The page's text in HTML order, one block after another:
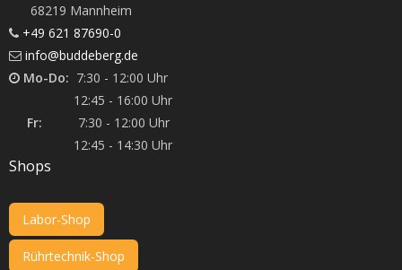
68219 Mannheim
+49 621 87690-0
info@buddeberg.de
Mo-Do: 7:30 - 12:00 Uhr
12:45 - 16:00 Uhr
Fr: 7:30 - 12:00 Uhr
12:45 - 14:30 Uhr
Shops
Labor-Shop
Rührtechnik-Shop